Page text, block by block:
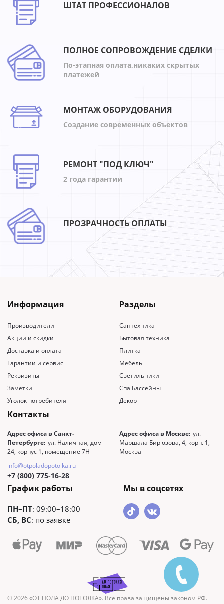
ШТАТ ПРОФЕССИОНАЛОВ
ПОЛНОЕ СОПРОВОЖДЕНИЕ СДЕЛКИ
По-этапная оплата,никаких скрытых
платежей
МОНТАЖ ОБОРУДОВАНИЯ
Создание современных объектов
РЕМОНТ "ПОД КЛЮЧ"
2 года гарантии
ПРОЗРАЧНОСТЬ ОПЛАТЫ
Информация
Производители
Акции и скидки
Доставка и оплата
Гарантии и сервис
Реквизиты
Заметки
Уголок потребителя
Разделы
Сантехника
Бытовая техника
Плитка
Мебель
Светильники
Спа Бассейны
Декор
Контакты
Адрес офиса в Санкт-
Петербурге: ул. Наличная, дом
24, корпус 1, помещение 7Н
Адрес офиса в Москве: ул.
Маршала Бирюзова, 4, корп. 1,
Москва
info@otpoladopotolka.ru
+7 (800) 775-16-28
График работы
ПН–ПТ: 09:00–18:00
СБ, ВС: по заявке
Мы в соцсетях
© 2026 «ОТ ПОЛА ДО ПОТОЛКА». Все права защищены законом РФ.